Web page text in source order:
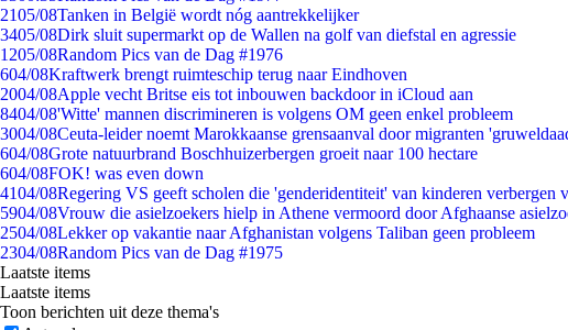
2105/08Tanken in België wordt nóg aantrekkelijker
3405/08Dirk sluit supermarkt op de Wallen na golf van diefstal en agressie
1205/08Random Pics van de Dag #1976
604/08Kraftwerk brengt ruimteschip terug naar Eindhoven
2004/08Apple vecht Britse eis tot inbouwen backdoor in iCloud aan
8404/08'Witte' mannen discrimineren is volgens OM geen enkel probleem
3004/08Ceuta-leider noemt Marokkaanse grensaanval door migranten
604/08Grote natuurbrand Boschhuizerbergen groeit naar 100 hectare
604/08FOK! was even down
4104/08Regering VS geeft scholen die 'genderidentiteit' van kinderen verbergen
5904/08Vrouw die asielzoekers hielp in Athene vermoord door Afghaanse
2504/08Lekker op vakantie naar Afghanistan volgens Taliban geen probleem
2304/08Random Pics van de Dag #1975
Laatste items
Laatste items
Toon berichten uit deze thema's